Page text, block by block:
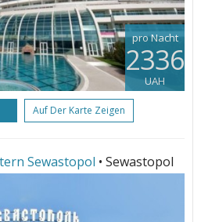
pro Nacht
2336
UAH
Auf Der Karte Zeigen
Sewastopol • Sewastopol